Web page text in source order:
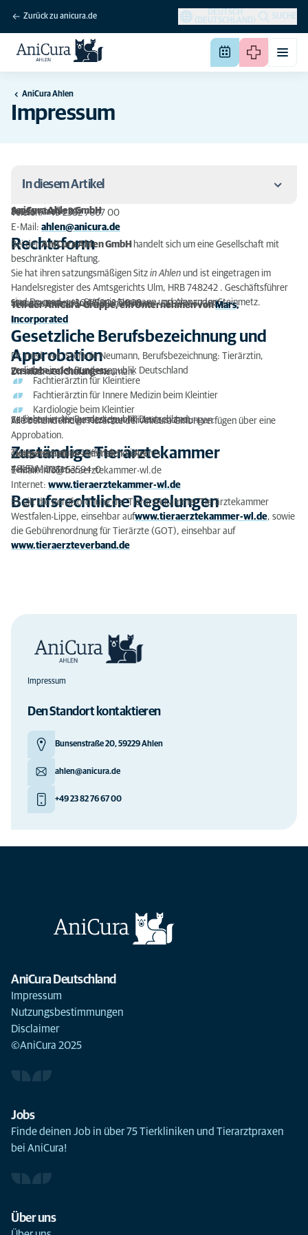
Zurück zu anicura.de
DEUTSCH
(DEUTSCHLAND)
SUCHE
AniCura Ahlen
Impressum
In diesem Artikel
Rechtsform
Gesetzliche Berufsbezeichnung und Approbation
Zuständige Tierärztekammer
Berufsrechtliche Regelungen
AniCura Ahlen GmbH
Bunsenstraße 20
59229 Ahlen
Telefon: +49 2382 7667 00
E-Mail: ahlen@anicura.de
Rechtsform
Bei derAniCura Ahlen GmbH handelt sich um eine Gesellschaft mit
beschränkter Haftung.
Sie hat ihren satzungsmäßigen Sitz in Ahlen und ist eingetragen im
Handelsregister des Amtsgerichts Ulm, HRB 748242 . Geschäftsführer
sind Dr. med. vet. Stefanie Neumann und Alexander Steinmetz.
Steuernummer: 304/5903/2098
Umsatzsteueridentifikationsnummer: DE327057308
Teil der AniCura-Gruppe, ein Unternehmen vonMars,
Incorporated
Gesetzliche Berufsbezeichnung und
Approbation
Dr. med. vet. Stefanie Neumann, Berufsbezeichnung: Tierärztin,
verliehen in der Bundesrepublik Deutschland
Zusatzbezeichnungen:
Dr. med. vet. Stefanie Neuman:
Fachtierärztin für Kleintiere
Fachtierärztin für Innere Medizin beim Kleintier
Kardiologie beim Kleintier
verliehen in der Bundesrepublik Deutschland.
Es bestehen die gesetzlichen Pflichtversicherungen.
Alle behandelnden Tierärzte der AniCura GmbH verfügen über eine
Approbation.
Zuständige Tierärztekammer
Tierärztekammer Westfalen-Lippe
- Körperschaft des öffentlichen Rechts -
Goebenstr. 50
48151 Münster
Telefon: 0251 53594-0
E-Mail: info@tieraerztekammer-wl.de
Internet: www.tieraerztekammer-wl.de
Berufsrechtliche Regelungen
Es gilt die Berufsordnung der Tierärztekammer Tierärztekammer
Westfalen-Lippe, einsehbar aufwww.tieraerztekammer-wl.de, sowie
die Gebührenordnung für Tierärzte (GOT), einsehbar auf
www.tieraerzteverband.de
Impressum
Den Standort kontaktieren
Bunsenstraße 20, 59229 Ahlen
ahlen@anicura.de
+49 23 82 76 67 00
AniCura Deutschland
Impressum
Nutzungsbestimmungen
Disclaimer
©AniCura 2025
Jobs
Finde deinen Job in über 75 Tierkliniken und Tierarztpraxen
bei AniCura!
Über uns